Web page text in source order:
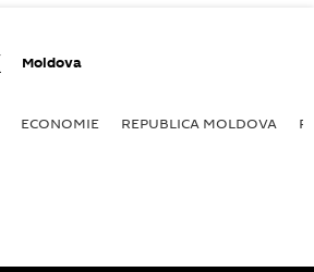
Moldova
ECONOMIE REPUBLICA MOLDOVA